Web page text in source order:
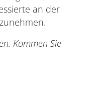
an der
Kommen Sie